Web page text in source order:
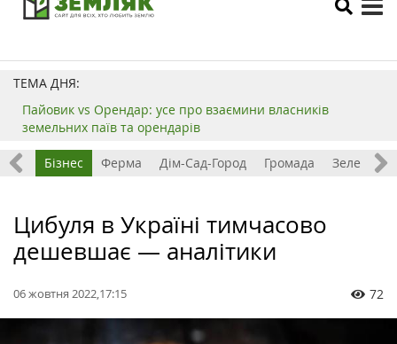
ТЕМА ДНЯ:
Пайовик vs Орендар: усе про взаємини власників
земельних паїв та орендарів
Бізнес Ферма Дім-Сад-Город Громада Зелений
Цибуля в Україні тимчасово
дешевшає — аналітики
06 жовтня 2022,17:15 72